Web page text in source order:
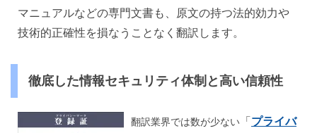
マニュアルなどの専門文書も、原文の持つ法的効力や
技術的正確性を損なうことなく翻訳します。
徹底した情報セキュリティ体制と高い信頼性
翻訳業界では数が少ない 「プライバ